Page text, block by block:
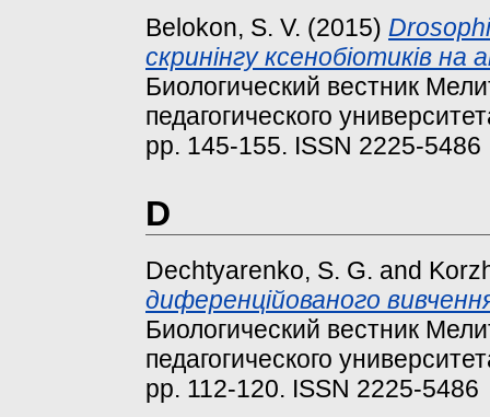
Belokon, S. V. (2015)
скринінгу ксенобіотиків
Биологический вестник
педагогического
pp. 145-155. ISSN 2225-5486
D
Dechtyarenko, S. G. and
диференційованого
Биологический вестник
педагогического
pp. 112-120. ISSN 2225-5486